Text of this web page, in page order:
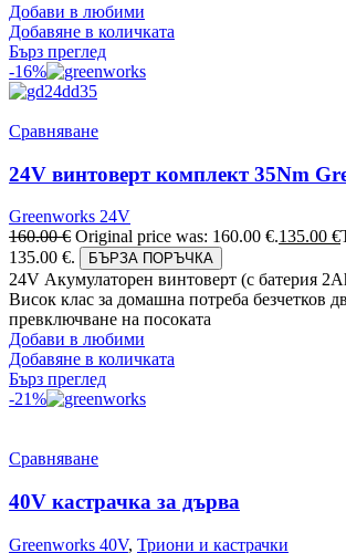
Добави в любими
Добавяне в количката
Бърз преглед
-16%
Сравняване
24V винтоверт комплект 35Nm
Greenworks 24V
160.00€ Original price was: 160.00 €.135.00 €
135.00 €.
БЪРЗА ПОРЪЧКА
24V Акумулаторен винтоверт (с батерия
Висок клас за домашна потреба безчетков
превключване на посоката
Добави в любими
Добавяне в количката
Бърз преглед
-21%
Сравняване
40V кастрачка за дърва
Greenworks 40V, Триони и кастрачки